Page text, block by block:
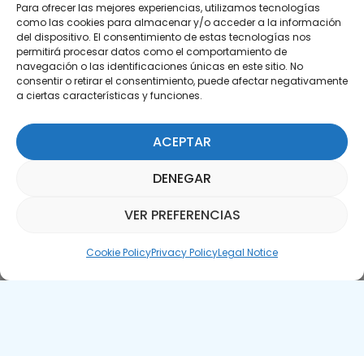
Para ofrecer las mejores experiencias, utilizamos tecnologías
como las cookies para almacenar y/o acceder a la información
del dispositivo. El consentimiento de estas tecnologías nos
permitirá procesar datos como el comportamiento de
navegación o las identificaciones únicas en este sitio. No
consentir o retirar el consentimiento, puede afectar negativamente
a ciertas características y funciones.
ACEPTAR
DENEGAR
VER PREFERENCIAS
Cookie PolicyPrivacy PolicyLegal Notice
Subscribe to our Newsletter
SUBSCRIBE HERE